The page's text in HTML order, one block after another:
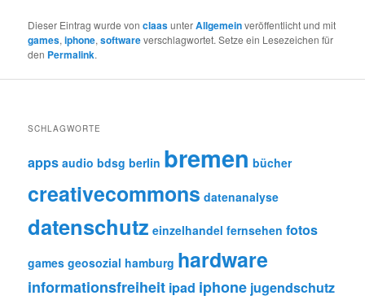
Dieser Eintrag wurde vonclaasunterAllgemeinveröffentlicht und mit
games,iphone,softwareverschlagwortet. Setze ein Lesezeichen für
den Permalink.
SCHLAGWORTE
apps audio bdsg berlin bremen bücher
creativecommons datenanalyse
datenschutz einzelhandel fernsehen fotos
games geosozial hamburg hardware
informationsfreiheit ipad iphone jugendschutz